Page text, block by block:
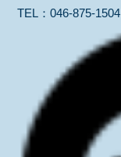
TEL：046-875-1504